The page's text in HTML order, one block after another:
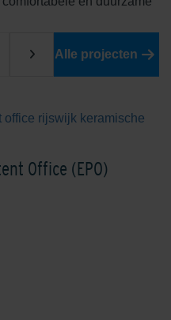
Alle projecten
Office (EPO)